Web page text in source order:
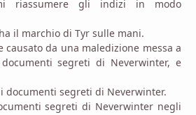
riassumere gli indizi in modo
il marchio di Tyr sulle mani.
da una maledizione messa a
segreti di Neverwinter, e
documenti segreti di Neverwinter.
segreti di Neverwinter negli